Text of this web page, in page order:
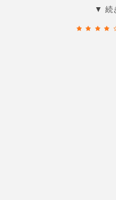
言葉ですが，大手前が
▼ 続